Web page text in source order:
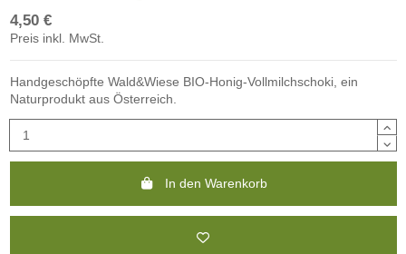
4,50 €
Preis inkl. MwSt.
Handgeschöpfte Wald&Wiese BIO-Honig-Vollmilchschoki, ein
Naturprodukt aus Österreich.
In den Warenkorb